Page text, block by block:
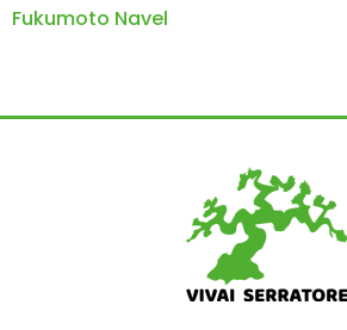
Fukumoto Navel